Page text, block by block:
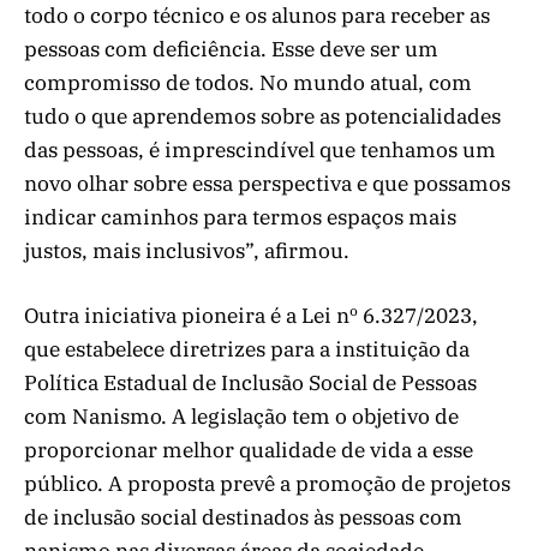
todo o corpo técnico e os alunos para receber as
pessoas com deficiência. Esse deve ser um
compromisso de todos. No mundo atual, com
tudo o que aprendemos sobre as potencialidades
das pessoas, é imprescindível que tenhamos um
novo olhar sobre essa perspectiva e que possamos
indicar caminhos para termos espaços mais
justos, mais inclusivos”, afirmou.
Outra iniciativa pioneira é a Lei nº 6.327/2023,
que estabelece diretrizes para a instituição da
Política Estadual de Inclusão Social de Pessoas
com Nanismo. A legislação tem o objetivo de
proporcionar melhor qualidade de vida a esse
público. A proposta prevê a promoção de projetos
de inclusão social destinados às pessoas com